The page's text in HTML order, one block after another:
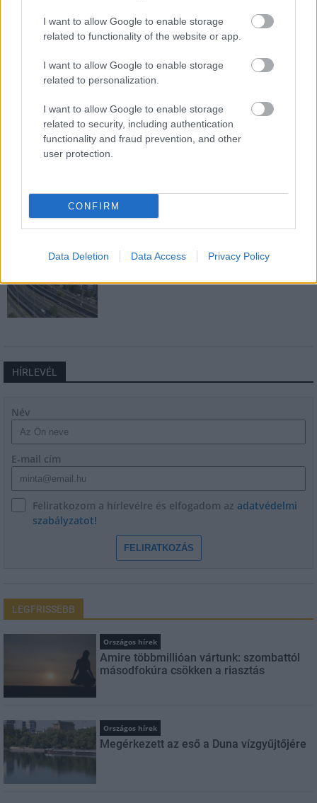
I want to allow Google to enable storage
related to functionality of the website or app.
I want to allow Google to enable storage
related to personalization.
I want to allow Google to enable storage
related to security, including authentication
functionality and fraud prevention, and other
user protection.
CONFIRM
Data Deletion Data Access Privacy Policy
M1 bővítés: már zajlik a teljesen új
Bicske Kelet csomópont építése
Új gyalogosátkelők és jelzőlámpás
csomópont épül Angyalföldön
Hódmezővásárhely jó hírű református
iskoláját
Látványos építési szakasz indult be a
HÍRLEVÉL
Név
E-mail cím
Feliratkozom a hírlevélre és elfogadom az adatvédelmi
szabályzatot!
FELIRATKOZÁS
LEGFRISSEBB
Országos hírek
Amire többmillióan vártunk: szombattól
másodfokúra csökken a riasztás
Országos hírek
Megérkezett az eső a Duna vízgyűjtőjére